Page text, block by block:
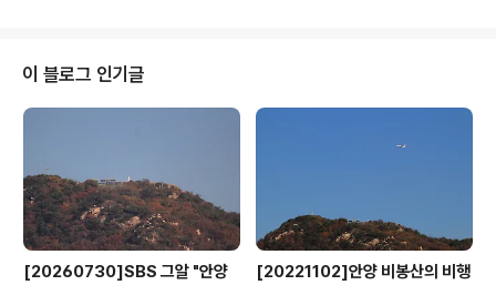
이 블로그 인기글
[20260730]SBS 그알 "안양
[20221102]안양 비봉산의 비행